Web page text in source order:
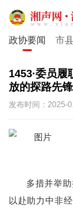
政协要闻 市
1453·委员
放的探路先锋
发布时间：2025-
多措并举
以赴助力中非